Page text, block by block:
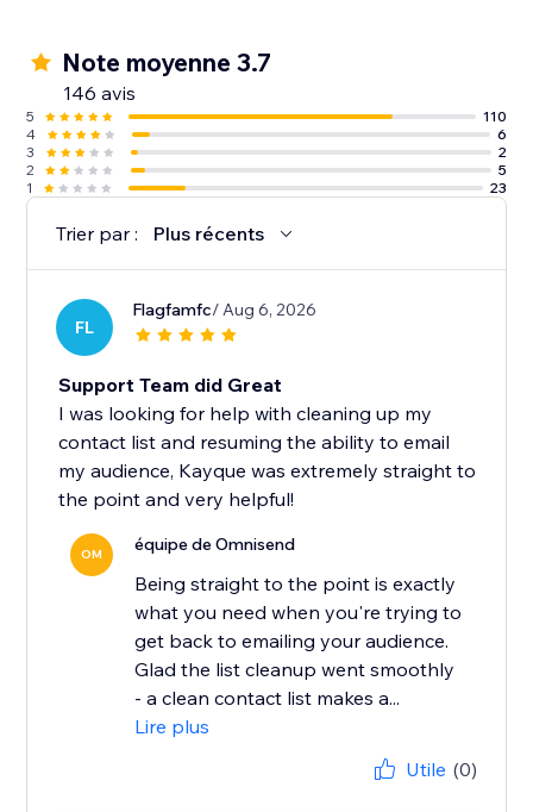
✓ 500 e-mails par mois
✓ 1 $ de crédit SMS (jusqu'à 60 SMS)
Remarque : nous ne prenons pas en charge les
ensembles de séances pour le moment.
Note moyenne 3.7
146 avis
5
110
4
6
3
2
2
5
1
23
Trier par : Plus récents
FL
Flagfamfc/ Aug 6, 2026
Support Team did Great
I was looking for help with cleaning up my
contact list and resuming the ability to email
my audience, Kayque was extremely straight to
the point and very helpful!
OM équipe de Omnisend
Being straight to the point is exactly
what you need when you're trying to
get back to emailing your audience.
Glad the list cleanup went smoothly
- a clean contact list makes a...
Lire plus
Utile (0)